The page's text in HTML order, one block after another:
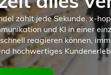
zählt jede Sekunde. x-
und KI in einer
reagieren können,
hochwertiges